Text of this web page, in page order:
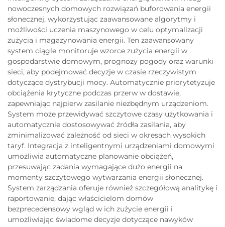
nowoczesnych domowych rozwiązań buforowania energii
słonecznej, wykorzystując zaawansowane algorytmy i
możliwości uczenia maszynowego w celu optymalizacji
zużycia i magazynowania energii. Ten zaawansowany
system ciągle monitoruje wzorce zużycia energii w
gospodarstwie domowym, prognozy pogody oraz warunki
sieci, aby podejmować decyzje w czasie rzeczywistym
dotyczące dystrybucji mocy. Automatycznie priorytetyzuje
obciążenia krytyczne podczas przerw w dostawie,
zapewniając najpierw zasilanie niezbędnym urządzeniom.
System może przewidywać szczytowe czasy użytkowania i
automatycznie dostosowywać źródła zasilania, aby
zminimalizować zależność od sieci w okresach wysokich
taryf. Integracja z inteligentnymi urządzeniami domowymi
umożliwia automatyczne planowanie obciążeń,
przesuwając zadania wymagające dużo energii na
momenty szczytowego wytwarzania energii słonecznej.
System zarządzania oferuje również szczegółową analitykę i
raportowanie, dając właścicielom domów
bezprecedensowy wgląd w ich zużycie energii i
umożliwiając świadome decyzje dotyczące nawyków